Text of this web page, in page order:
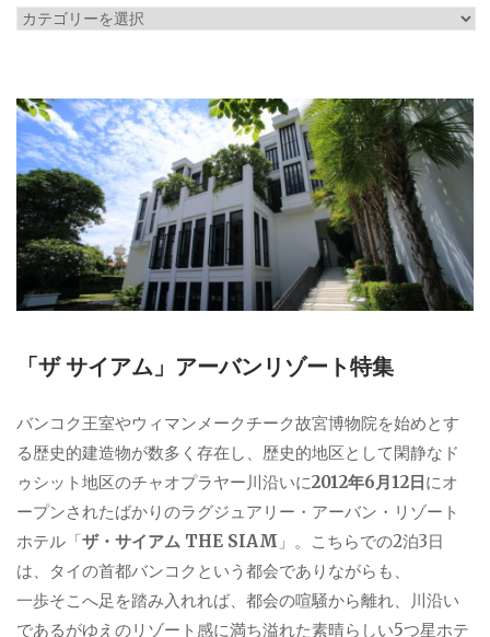
カ
リ
ー
「ザ サイアム」アーバンリゾート特集
バンコク王室やウィマンメークチーク故宮博物院を始めとす
る歴史的建造物が数多く存在し、歴史的地区として閑静なド
ゥシット地区のチャオプラヤー川沿いに2012年6月12日 にオ
ープンされたばかりのラグジュアリー・アーバン・リゾート
ホテル「ザ・サイアム THE SIAM 」。こちらでの2泊3日
は、タイの首都バンコクという都会でありながらも、
一歩そこへ足を踏み入れれば、都会の喧騒から離れ、川沿い
であるがゆえのリゾート感に満ち溢れた素晴らしい5つ星ホテ